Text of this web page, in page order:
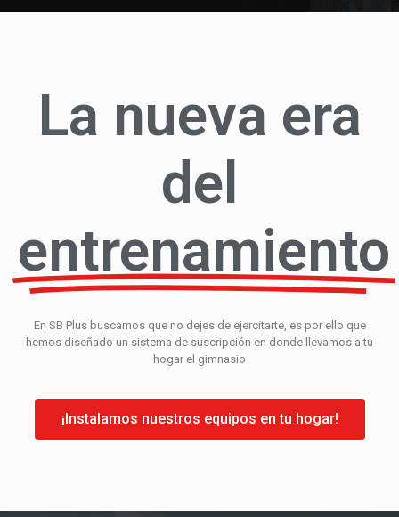
La nueva era
del
entrenamiento
En SB Plus buscamos que no dejes de ejercitarte, es por ello que
hemos diseñado un sistema de suscripción en donde llevamos a tu
hogar el gimnasio
¡Instalamos nuestros equipos en tu hogar!